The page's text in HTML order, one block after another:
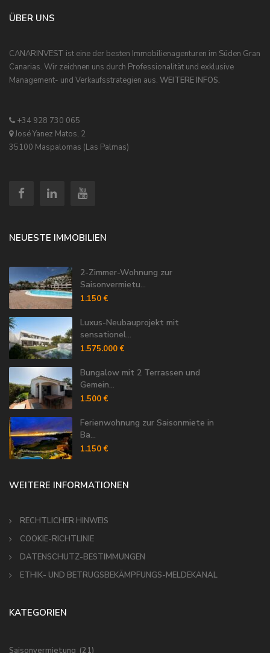
ÜBER UNS
CANARINVEST ist eine der besten Immobilienagenturen im Süden Gran
Canarias. Wir zeichnen uns durch Professionalität und exklusive
Management- und Verkaufsstrategien aus. WEITERE INFOS.
+34 928 730 065
José Yanez Matos, 2
35100 Maspalomas (Las Palmas)
NEUESTE IMMOBILIEN
2-Zimmer-Wohnung zur
Saisonvermietu...
1.150 €
Luxus-Neubauprojekt mit
sensationel...
1.575.000 €
Bungalow mit 2 Terrassen und
Gemein...
1.500 €
Ferienwohnung zur Saisonmiete in
Ba...
1.150 €
WEITERE INFORMATIONEN
RECHTLICHER HINWEIS
COOKIE-RICHTLINIE
DATENSCHUTZ-BESTIMMUNGEN
ETHIK- UND BETRUGSBEKÄMPFUNGS-MELDEKANAL
KATEGORIEN
Saisonvermietung (21)